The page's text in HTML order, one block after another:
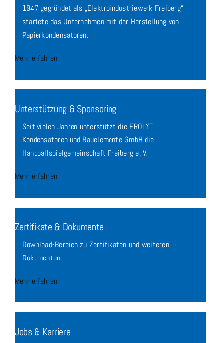
1947 gegründet als „Elektroindustriewerk Freiberg“,
startete das Unternehmen mit der Herstellung von
Papierkondensatoren.
Mehr erfahren
Unterstützung & Sponsoring
Seit vielen Jahren unterstützt die FROLYT
Kondensatoren und Bauelemente GmbH die
Handballspielgemeinschaft Freiberg e. V.
Mehr erfahren
Zertifikate & Dokumente
Download-Bereich zu Zertifikaten und weiteren
Dokumenten.
Mehr erfahren
Jobs & Karriere